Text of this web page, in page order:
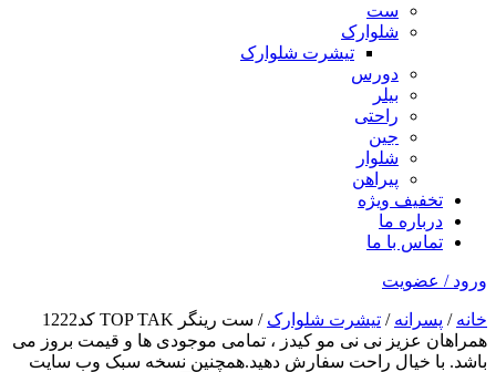
ست
شلوارک
تیشرت شلوارک
دورس
بیلر
راحتی
جین
شلوار
پیراهن
تخفیف ویژه
درباره ما
تماس با ما
ورود / عضویت
خانه / پسرانه / تیشرت شلوارک / ست رینگر TOP TAK کد1222
همراهان عزیز نی نی مو کیدز ، تمامی موجودی ها و قیمت بروز می
باشد. با خیال راحت سفارش دهید.همچنین نسخه سبک وب سایت